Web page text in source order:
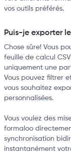
vos outils préférés.
Puis-je exporter
Chose sûre! Vous
feuille de calcul
uniquement une
Vous pouvez filtrer
vous souhaitez
personnalisées.
Vous voulez des
formaloo
synchronisation
instantanément